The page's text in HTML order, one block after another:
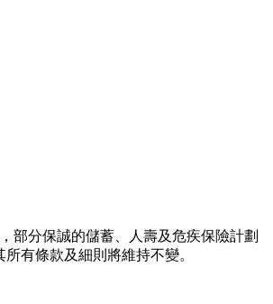
部分保誠的儲蓄、人壽及危疾保險計劃
有條款及細則將維持不變。